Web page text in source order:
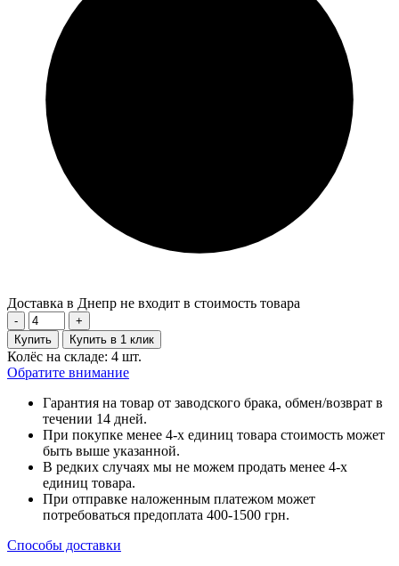
Доставка в Днепр не входит в стоимость товара
-
+
Купить
Купить в 1 клик
Колёс на складе: 4 шт.
Обратите внимание
Гарантия на товар от заводского брака, обмен/возврат в
течении 14 дней.
При покупке менее 4-х единиц товара стоимость может
быть выше указанной.
В редких случаях мы не можем продать менее 4-х
единиц товара.
При отправке наложенным платежом может
потребоваться предоплата 400-1500 грн.
Способы доставки